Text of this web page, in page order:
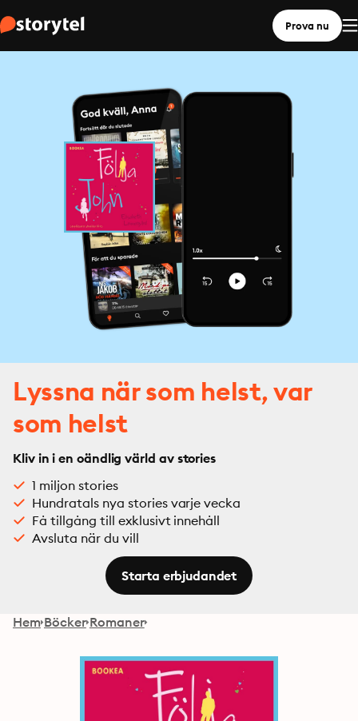
Prova nu
Lyssna när som helst, var
som helst
Kliv in i en oändlig värld av stories
1 miljon stories
Hundratals nya stories varje vecka
Få tillgång till exklusivt innehåll
Avsluta när du vill
Starta erbjudandet
Hem Böcker Romaner